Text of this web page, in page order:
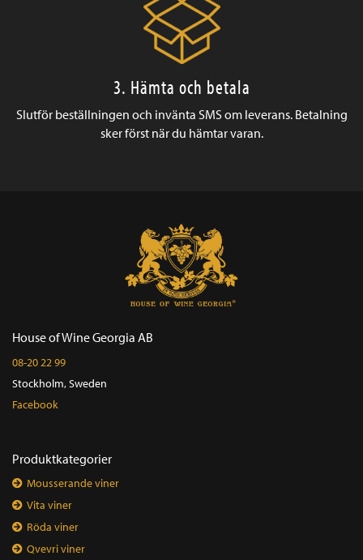
3. Hämta och betala
Slutför beställningen och invänta SMS om leverans. Betalning
sker först när du hämtar varan.
House of Wine Georgia AB
08-20 22 99
Stockholm, Sweden
Facebook
Produktkategorier
Mousserande viner
Vita viner
Röda viner
Qvevri viner